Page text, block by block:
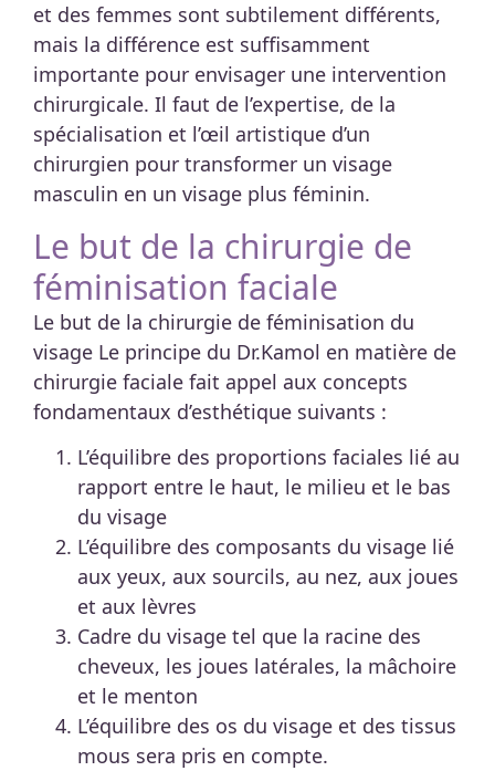
et des femmes sont subtilement différents,
mais la différence est suffisamment
importante pour envisager une intervention
chirurgicale. Il faut de l’expertise, de la
spécialisation et l’œil artistique d’un
chirurgien pour transformer un visage
masculin en un visage plus féminin.
Le but de la chirurgie de
féminisation faciale
Le but de la chirurgie de féminisation du
visage Le principe du Dr.Kamol en matière de
chirurgie faciale fait appel aux concepts
fondamentaux d’esthétique suivants :
L’équilibre des proportions faciales lié au
rapport entre le haut, le milieu et le bas
du visage
L’équilibre des composants du visage lié
aux yeux, aux sourcils, au nez, aux joues
et aux lèvres
Cadre du visage tel que la racine des
cheveux, les joues latérales, la mâchoire
et le menton
L’équilibre des os du visage et des tissus
mous sera pris en compte.